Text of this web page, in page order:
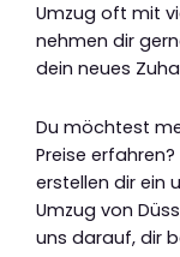
Umzug oft mit
nehmen dir
dein neues
Du möchtest
Preise erfahren?
erstellen dir ein
Umzug von
uns darauf, dir